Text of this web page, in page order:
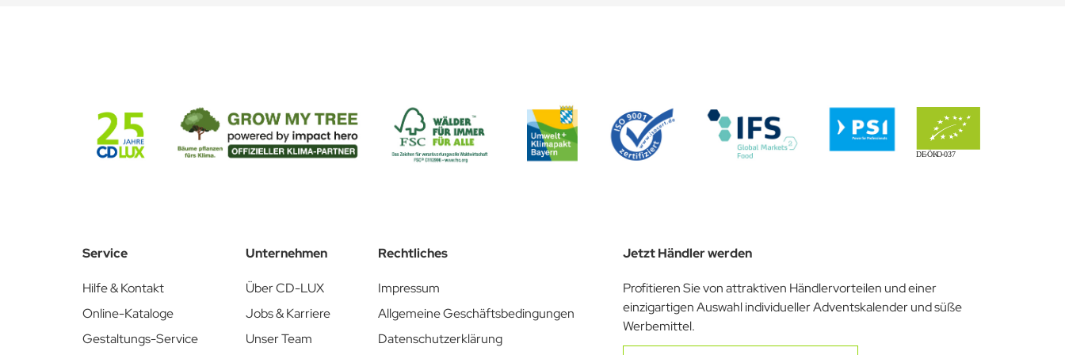
Laden Sie hier die passende Stanzkontur herunter:
Stanzkontur PDF & AI
Service
Hilfe & Kontakt
Online-Kataloge
Gestaltungs-Service
Unternehmen
Über CD-LUX
Jobs & Karriere
Unser Team
Rechtliches
Impressum
Allgemeine Geschäftsbedingungen
Datenschutzerklärung
Jetzt Händler werden
Profitieren Sie von attraktiven Händlervorteilen und einer
einzigartigen Auswahl individueller Adventskalender und süße
Werbemittel.